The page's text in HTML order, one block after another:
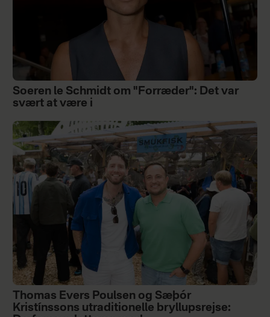
Soeren le Schmidt om "Forræder": Det var
svært at være i
Thomas Evers Poulsen og Sæþór
Kristínssons utraditionelle bryllupsrejse: